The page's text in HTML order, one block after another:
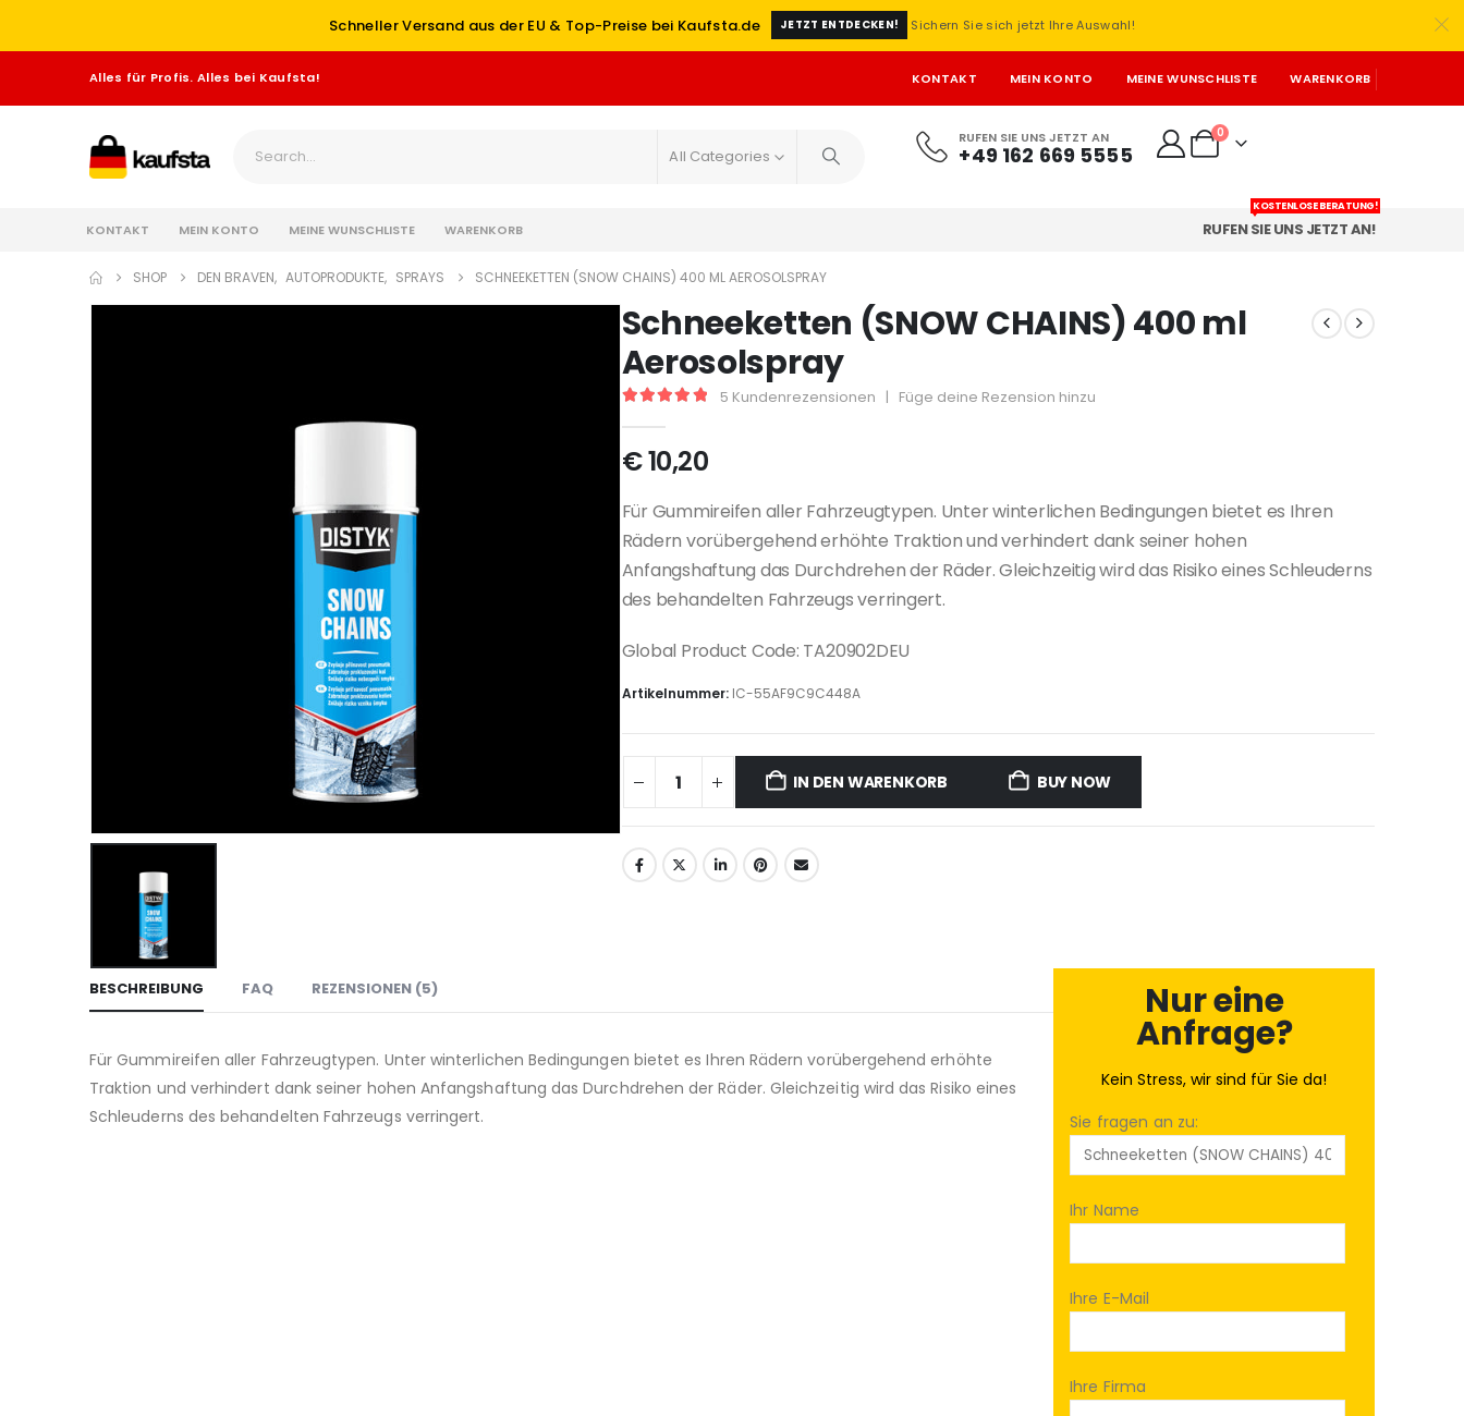
Schneller Versand aus der EU & Top-Preise bei Kaufsta.de JETZT ENTDECKEN! Sichern Sie sich jetzt Ihre Auswahl!
Alles für Profis. Alles bei Kaufsta! KONTAKT MEIN KONTO MEINE WUNSCHLISTE WARENKORB
All Categories
RUFEN SIE UNS JETZT AN
+49 162 669 5555
0
KONTAKT MEIN KONTO MEINE WUNSCHLISTE WARENKORB RUFEN SIE UNS JETZT AN!
KOSTENLOSE BERATUNG!
SHOP DEN BRAVEN, AUTOPRODUKTE, SPRAYS SCHNEEKETTEN (SNOW CHAINS) 400 ML AEROSOLSPRAY
Schneeketten (SNOW CHAINS) 400 ml
Aerosolspray
5 Kundenrezensionen | Füge deine Rezension hinzu
€10,20
Für Gummireifen aller Fahrzeugtypen. Unter winterlichen Bedingungen bietet es Ihren
Rädern vorübergehend erhöhte Traktion und verhindert dank seiner hohen
Anfangshaftung das Durchdrehen der Räder. Gleichzeitig wird das Risiko eines Schleuderns
des behandelten Fahrzeugs verringert.
Global Product Code: TA20902DEU
Artikelnummer: IC-55AF9C9C448A
IN DEN WARENKORB BUY NOW
BESCHREIBUNG FAQ REZENSIONEN (5)
Für Gummireifen aller Fahrzeugtypen. Unter winterlichen Bedingungen bietet es Ihren Rädern vorübergehend erhöhte
Traktion und verhindert dank seiner hohen Anfangshaftung das Durchdrehen der Räder. Gleichzeitig wird das Risiko eines
Schleuderns des behandelten Fahrzeugs verringert.
Nur eine
Anfrage?
Kein Stress, wir sind für Sie da!
Sie fragen an zu:
Ihr Name
Ihre E-Mail
Ihre Firma